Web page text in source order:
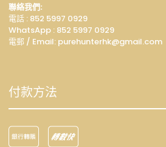
聯絡我們:
電話 : 852 5997 0929
WhatsApp : 852 5997 0929
電郵 / Email: purehunterhk@gmail.com
付款方法